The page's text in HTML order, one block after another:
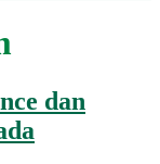
dan